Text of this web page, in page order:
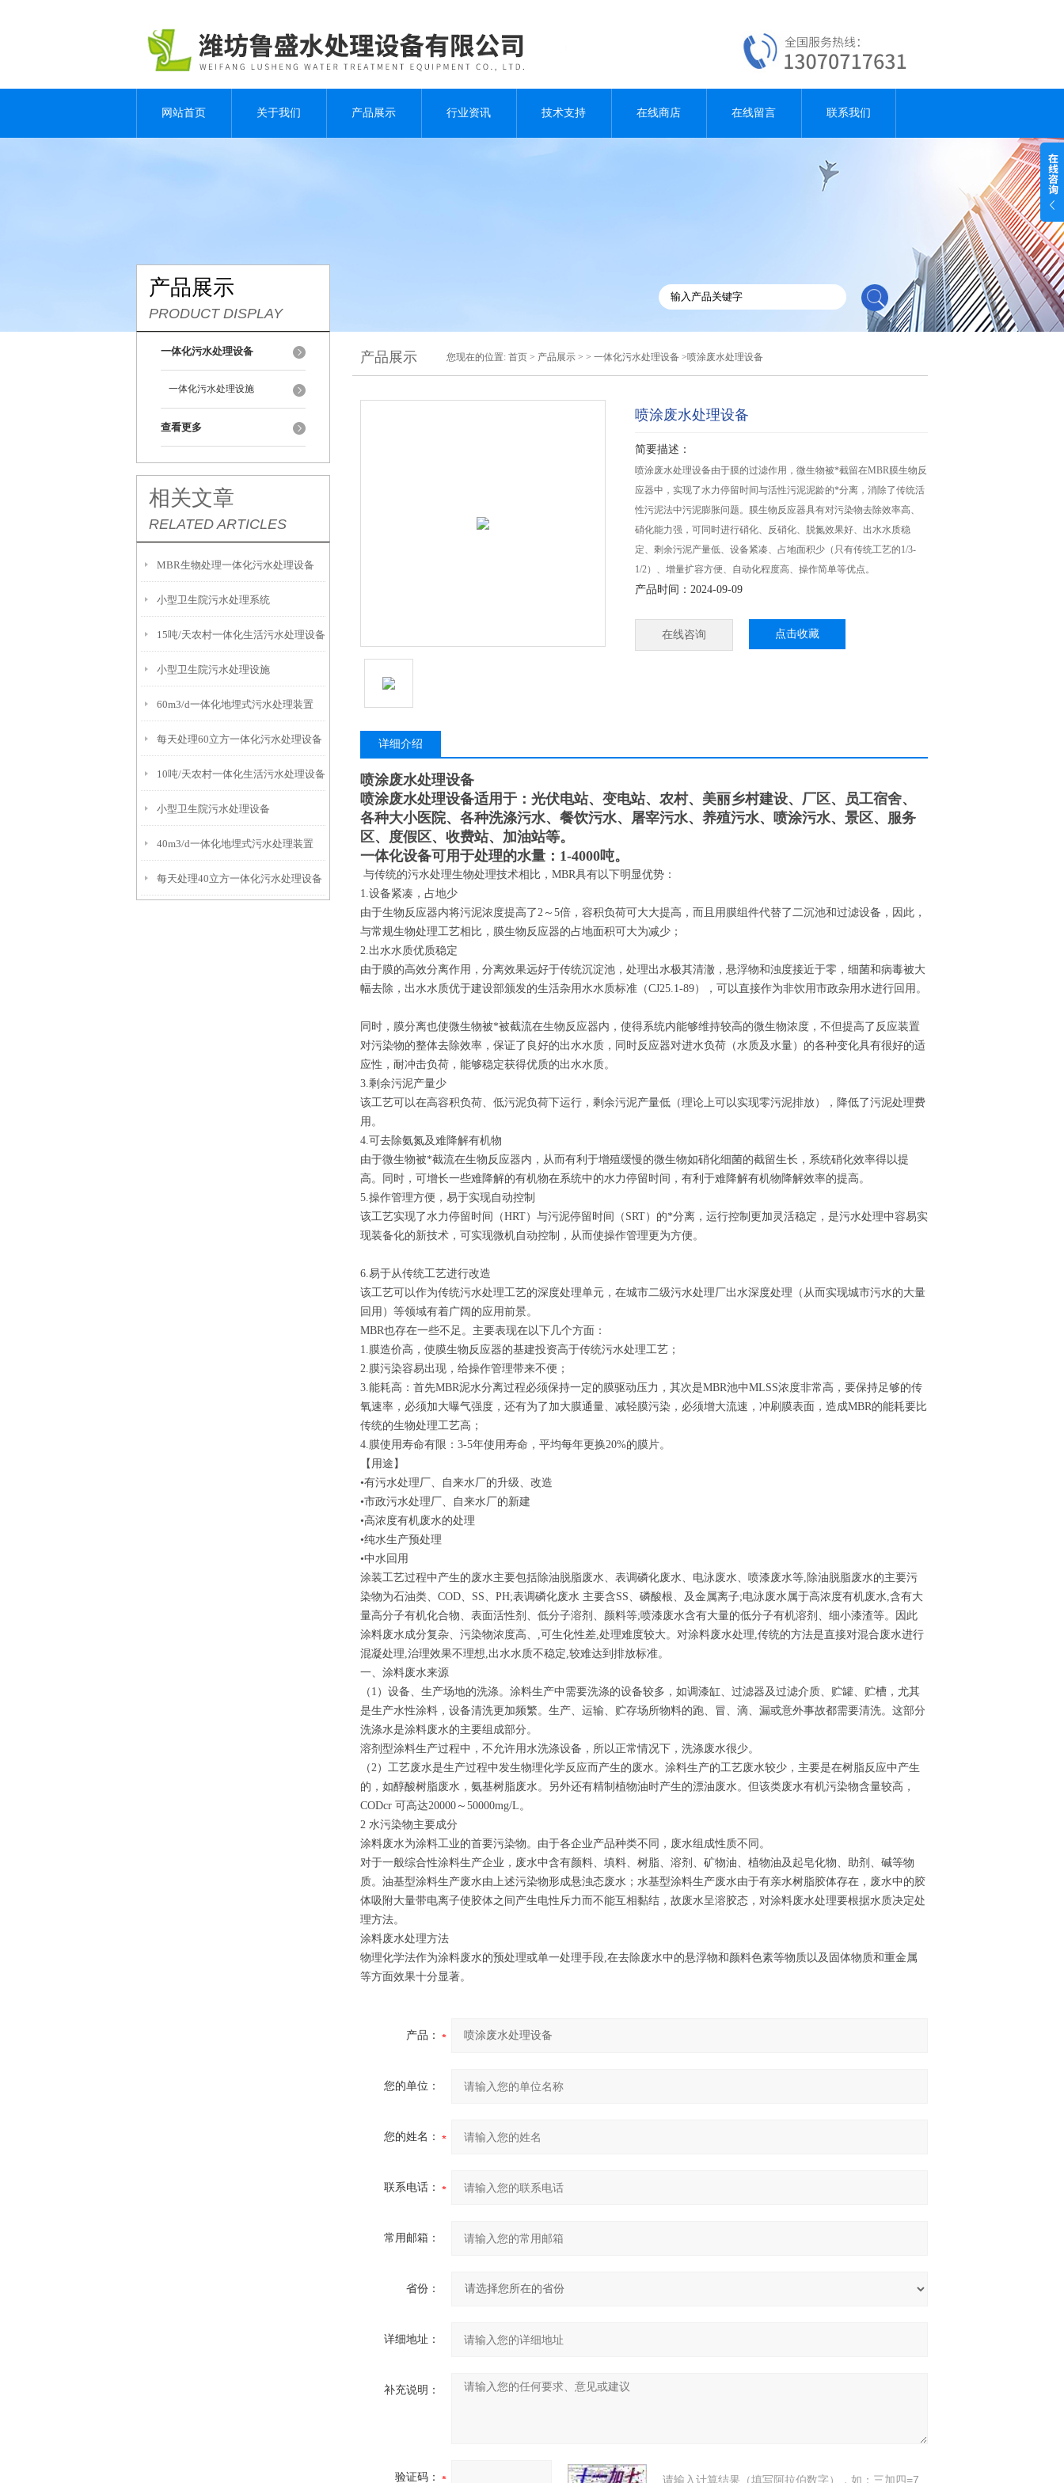
网站首页 关于我们 产品展示 行业资讯 技术支持 在线商店 在线留言 联系我们
产品展示
PRODUCT DISPLAY
一体化污水处理设备
一体化污水处理设施
查看更多
相关文章
RELATED ARTICLES
MBR生物处理一体化污水处理设备
小型卫生院污水处理系统
15吨/天农村一体化生活污水处理设备
小型卫生院污水处理设施
60m3/d一体化地埋式污水处理装置
每天处理60立方一体化污水处理设备
10吨/天农村一体化生活污水处理设备
小型卫生院污水处理设备
40m3/d一体化地埋式污水处理装置
每天处理40立方一体化污水处理设备
产品展示 您现在的位置: 首页 > 产品展示 > > 一体化污水处理设备 >喷涂废水处理设备
喷涂废水处理设备
简要描述：
喷涂废水处理设备由于膜的过滤作用，微生物被*截留在MBR膜生物反
应器中，实现了水力停留时间与活性污泥泥龄的*分离，消除了传统活
性污泥法中污泥膨胀问题。膜生物反应器具有对污染物去除效率高、
硝化能力强，可同时进行硝化、反硝化、脱氮效果好、出水水质稳
定、剩余污泥产量低、设备紧凑、占地面积少（只有传统工艺的1/3-
1/2）、增量扩容方便、自动化程度高、操作简单等优点。
产品时间：2024-09-09
在线咨询 点击收藏
详细介绍
喷涂废水处理设备
喷涂废水处理设备适用于：光伏电站、变电站、农村、美丽乡村建设、厂区、员工宿舍、
各种大小医院、各种洗涤污水、餐饮污水、屠宰污水、养殖污水、喷涂污水、景区、服务
区、度假区、收费站、加油站等。
一体化设备可用于处理的水量：1-4000吨。
与传统的污水处理生物处理技术相比，MBR具有以下明显优势：
1.设备紧凑，占地少
由于生物反应器内将污泥浓度提高了2～5倍，容积负荷可大大提高，而且用膜组件代替了二沉池和过滤设备，因此，
与常规生物处理工艺相比，膜生物反应器的占地面积可大为减少；
2.出水水质优质稳定
由于膜的高效分离作用，分离效果远好于传统沉淀池，处理出水极其清澈，悬浮物和浊度接近于零，细菌和病毒被大
幅去除，出水水质优于建设部颁发的生活杂用水水质标准（CJ25.1-89），可以直接作为非饮用市政杂用水进行回用。
同时，膜分离也使微生物被*被截流在生物反应器内，使得系统内能够维持较高的微生物浓度，不但提高了反应装置
对污染物的整体去除效率，保证了良好的出水水质，同时反应器对进水负荷（水质及水量）的各种变化具有很好的适
应性，耐冲击负荷，能够稳定获得优质的出水水质。
3.剩余污泥产量少
该工艺可以在高容积负荷、低污泥负荷下运行，剩余污泥产量低（理论上可以实现零污泥排放），降低了污泥处理费
用。
4.可去除氨氮及难降解有机物
由于微生物被*截流在生物反应器内，从而有利于增殖缓慢的微生物如硝化细菌的截留生长，系统硝化效率得以提
高。同时，可增长一些难降解的有机物在系统中的水力停留时间，有利于难降解有机物降解效率的提高。
5.操作管理方便，易于实现自动控制
该工艺实现了水力停留时间（HRT）与污泥停留时间（SRT）的*分离，运行控制更加灵活稳定，是污水处理中容易实
现装备化的新技术，可实现微机自动控制，从而使操作管理更为方便。
6.易于从传统工艺进行改造
该工艺可以作为传统污水处理工艺的深度处理单元，在城市二级污水处理厂出水深度处理（从而实现城市污水的大量
回用）等领域有着广阔的应用前景。
MBR也存在一些不足。主要表现在以下几个方面：
1.膜造价高，使膜生物反应器的基建投资高于传统污水处理工艺；
2.膜污染容易出现，给操作管理带来不便；
3.能耗高：首先MBR泥水分离过程必须保持一定的膜驱动压力，其次是MBR池中MLSS浓度非常高，要保持足够的传
氧速率，必须加大曝气强度，还有为了加大膜通量、减轻膜污染，必须增大流速，冲刷膜表面，造成MBR的能耗要比
传统的生物处理工艺高；
4.膜使用寿命有限：3-5年使用寿命，平均每年更换20%的膜片。
【用途】
•有污水处理厂、自来水厂的升级、改造
•市政污水处理厂、自来水厂的新建
•高浓度有机废水的处理
•纯水生产预处理
•中水回用
涂装工艺过程中产生的废水主要包括除油脱脂废水、表调磷化废水、电泳废水、喷漆废水等,除油脱脂废水的主要污
染物为石油类、COD、SS、PH;表调磷化废水 主要含SS、磷酸根、及金属离子;电泳废水属于高浓度有机废水,含有大
量高分子有机化合物、表面活性剂、低分子溶剂、颜料等;喷漆废水含有大量的低分子有机溶剂、细小漆渣等。因此
涂料废水成分复杂、污染物浓度高、,可生化性差,处理难度较大。对涂料废水处理,传统的方法是直接对混合废水进行
混凝处理,治理效果不理想,出水水质不稳定,较难达到排放标准。
一、涂料废水来源
（1）设备、生产场地的洗涤。涂料生产中需要洗涤的设备较多，如调漆缸、过滤器及过滤介质、贮罐、贮槽，尤其
是生产水性涂料，设备清洗更加频繁。生产、运输、贮存场所物料的跑、冒、滴、漏或意外事故都需要清洗。这部分
洗涤水是涂料废水的主要组成部分。
溶剂型涂料生产过程中，不允许用水洗涤设备，所以正常情况下，洗涤废水很少。
（2）工艺废水是生产过程中发生物理化学反应而产生的废水。涂料生产的工艺废水较少，主要是在树脂反应中产生
的，如醇酸树脂废水，氨基树脂废水。另外还有精制植物油时产生的漂油废水。但该类废水有机污染物含量较高，
CODcr 可高达20000～50000mg/L。
2 水污染物主要成分
涂料废水为涂料工业的首要污染物。由于各企业产品种类不同，废水组成性质不同。
对于一般综合性涂料生产企业，废水中含有颜料、填料、树脂、溶剂、矿物油、植物油及起皂化物、助剂、碱等物
质。油基型涂料生产废水由上述污染物形成悬浊态废水；水基型涂料生产废水由于有亲水树脂胶体存在，废水中的胶
体吸附大量带电离子使胶体之间产生电性斥力而不能互相黏结，故废水呈溶胶态，对涂料废水处理要根据水质决定处
理方法。
涂料废水处理方法
物理化学法作为涂料废水的预处理或单一处理手段,在去除废水中的悬浮物和颜料色素等物质以及固体物质和重金属
等方面效果十分显著。
产品：
您的单位：
您的姓名：
联系电话：
常用邮箱：
省份：
详细地址：
补充说明：
验证码： 请输入计算结果（填写阿拉伯数字），如：三加四=7